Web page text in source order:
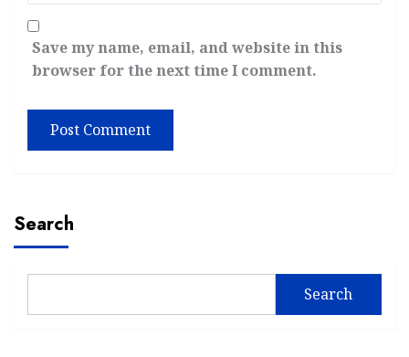
Save my name, email, and website in this
browser for the next time I comment.
Search
Search